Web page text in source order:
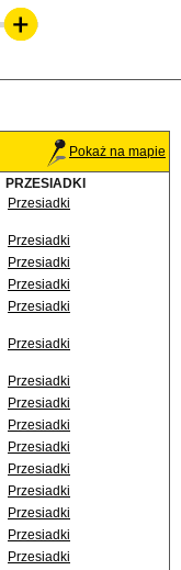
Pokaż na mapie
PRZESIADKI
Przesiadki
Przesiadki
Przesiadki
Przesiadki
Przesiadki
Przesiadki
Przesiadki
Przesiadki
Przesiadki
Przesiadki
Przesiadki
Przesiadki
Przesiadki
Przesiadki
Przesiadki